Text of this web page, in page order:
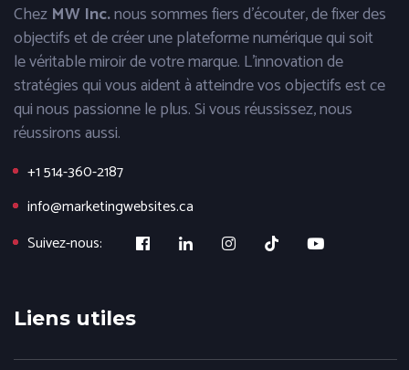
Chez MW Inc.nous sommes fiers d'écouter, de fixer des
objectifs et de créer une plateforme numérique qui soit
le véritable miroir de votre marque. L'innovation de
stratégies qui vous aident à atteindre vos objectifs est ce
qui nous passionne le plus. Si vous réussissez, nous
réussirons aussi.
+1 514-360-2187
info@marketingwebsites.ca
Suivez-nous:
Liens utiles